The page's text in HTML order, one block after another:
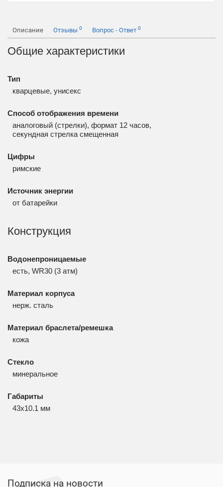
Описание Отзывы 0 Вопрос - Ответ 0
Общие характеристики
Тип
кварцевые, унисекс
Способ отображения времени
аналоговый (стрелки), формат 12 часов,
секундная стрелка смещенная
Цифры
римские
Источник энергии
от батарейки
Конструкция
Водонепроницаемые
есть, WR30 (3 атм)
Материал корпуса
нерж. сталь
Материал браслета/ремешка
кожа
Стекло
минеральное
Габариты
43x10.1 мм
Подписка на новости